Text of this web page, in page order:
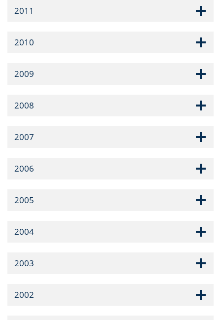
2011
2010
2009
2008
2007
2006
2005
2004
2003
2002